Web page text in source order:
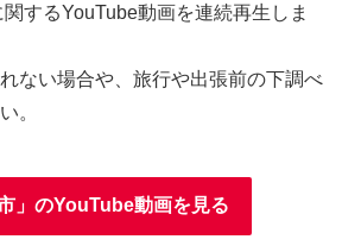
関するYouTube動画を連続再生しま
ない場合や、旅行や出張前の下調べ
。
」のYouTube動画を見る